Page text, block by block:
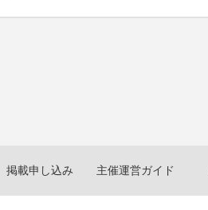
掲載申し込み 主催運営ガイド